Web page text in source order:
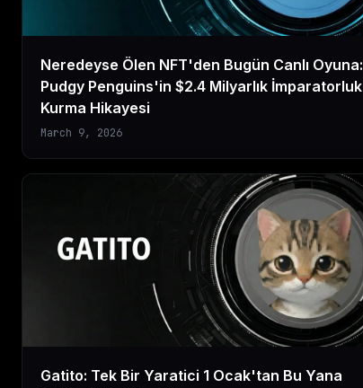
Neredeyse Ölen NFT'den Bugün Canlı Oyuna:
Pudgy Penguins'in $2.4 Milyarlık İmparatorluk
Kurma Hikayesi
March 9, 2026
Gatito: Tek Bir Yaratici 1 Ocak'tan Bu Yana